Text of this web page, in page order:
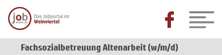
Fachsozialbetreuung Altenarbeit (w/m/d)